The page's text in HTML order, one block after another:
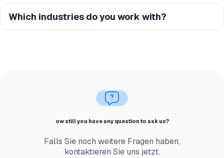
Which industries do you work with?
ow still you have any question to ask us?
Falls Sie noch weitere Fragen haben,
kontaktieren Sie uns jetzt.